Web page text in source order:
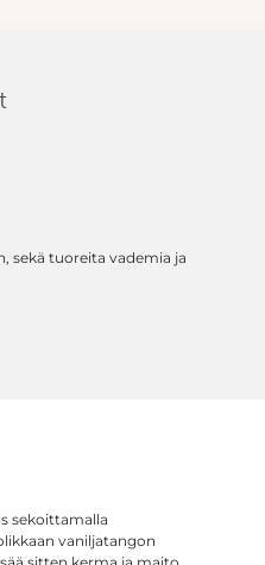
sekä tuoreita vademia ja
sekoittamalla
vaniljatangon